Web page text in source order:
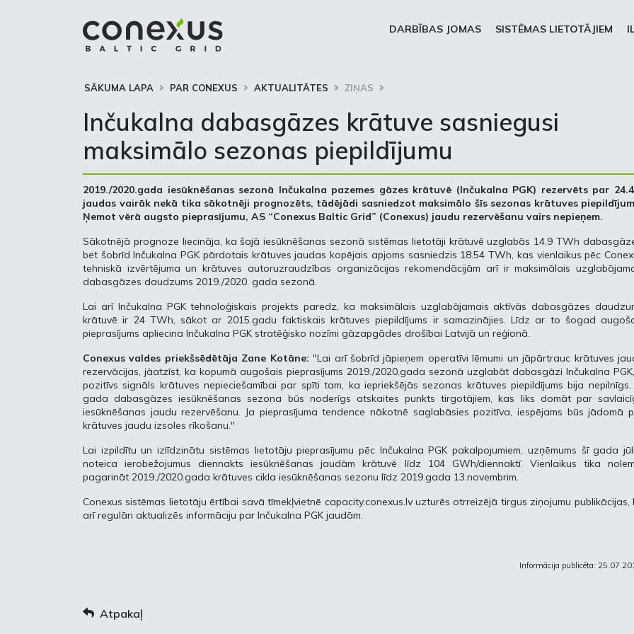
DARBĪBAS JOMAS SISTĒMAS LIETOTĀJIEM
SĀKUMA LAPA PAR CONEXUS AKTUALITĀTES ZIŅAS
Inčukalna dabasgāzes krātuve sasniegusi
maksimālo sezonas piepildījumu
2019./2020.gada iesūknēšanas sezonā Inčukalna pazemes gāzes krātuvē (Inčukalna PGK) rezervēts par
jaudas vairāk nekā tika sākotnēji prognozēts, tādējādi sasniedzot maksimālo šīs sezonas krātuves
Ņemot vērā augsto pieprasījumu, AS “Conexus Baltic Grid” (Conexus) jaudu rezervēšanu vairs nepieņem.
Sākotnējā prognoze liecināja, ka šajā iesūknēšanas sezonā sistēmas lietotāji krātuvē uzglabās 14.9 TWh
bet šobrīd Inčukalna PGK pārdotais krātuves jaudas kopējais apjoms sasniedzis 18.54 TWh, kas vienlaikus pēc
tehniskā izvērtējuma un krātuves autoruzraudzības organizācijas rekomendācijām arī ir maksimālais
dabasgāzes daudzums 2019./2020. gada sezonā.
Lai arī Inčukalna PGK tehnoloģiskais projekts paredz, ka maksimālais uzglabājamais aktīvās dabasgāzes
krātuvē ir 24 TWh, sākot ar 2015.gadu faktiskais krātuves piepildījums ir samazinājies. Līdz ar to šogad
pieprasījums apliecina Inčukalna PGK stratēģisko nozīmi gāzapgādes drošībai Latvijā un reģionā.
Conexus valdes priekšsēdētāja Zane Kotāne: "Lai arī šobrīd jāpieņem operatīvi lēmumi un jāpārtrauc krātuves
rezervācijas, jāatzīst, ka kopumā augošais pieprasījums 2019./2020.gada sezonā uzglabāt dabasgāzi Inčukalna
pozitīvs signāls krātuves nepieciešamībai par spīti tam, ka iepriekšējās sezonas krātuves piepildījums bija nepilnīgs.
gada dabasgāzes iesūknēšanas sezona būs noderīgs atskaites punkts tirgotājiem, kas liks domāt par
iesūknēšanas jaudu rezervēšanu. Ja pieprasījuma tendence nākotnē saglabāsies pozitīva, iespējams būs jādomā
krātuves jaudu izsoles rīkošanu."
Lai izpildītu un izlīdzinātu sistēmas lietotāju pieprasījumu pēc Inčukalna PGK pakalpojumiem, uzņēmums šī gada
noteica ierobežojumus diennakts iesūknēšanas jaudām krātuvē līdz 104 GWh/diennaktī. Vienlaikus tika
pagarināt 2019./2020.gada krātuves cikla iesūknēšanas sezonu līdz 2019.gada 13.novembrim.
Conexus sistēmas lietotāju ērtībai savā tīmekļvietnē capacity.conexus.lv uzturēs otrreizējā tirgus ziņojumu publikācijas,
arī regulāri aktualizēs informāciju par Inčukalna PGK jaudām.
Informācija publicēta:
Atpakaļ